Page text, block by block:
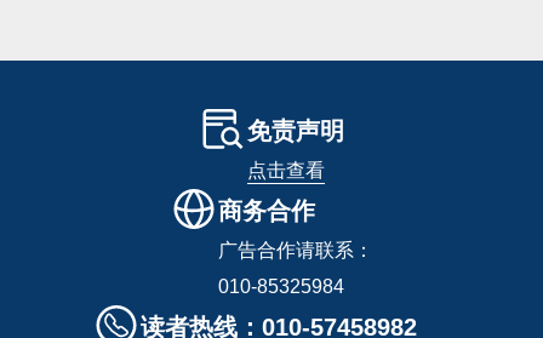
免责声明
点击查看
商务合作
广告合作请联系：
010-85325984
读者热线：010-57458982